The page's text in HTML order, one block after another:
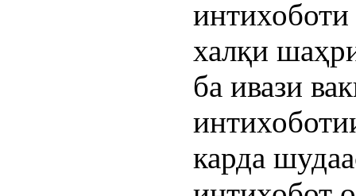
халқи
ба ивази
карда